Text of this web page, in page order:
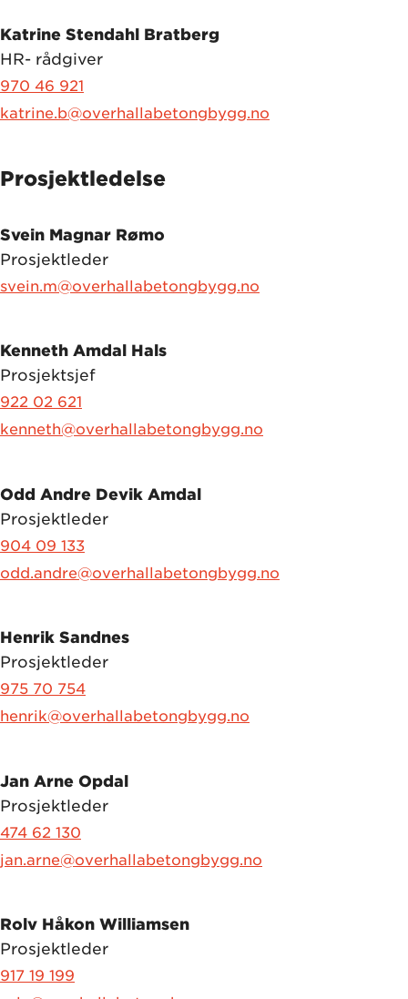
Katrine Stendahl Bratberg
HR- rådgiver
970 46 921
katrine.b@overhallabetongbygg.no
Prosjektledelse
Svein Magnar Rømo
Prosjektleder
svein.m@overhallabetongbygg.no
Kenneth Amdal Hals
Prosjektsjef
922 02 621
kenneth@overhallabetongbygg.no
Odd Andre Devik Amdal
Prosjektleder
904 09 133
odd.andre@overhallabetongbygg.no
Henrik Sandnes
Prosjektleder
975 70 754
henrik@overhallabetongbygg.no
Jan Arne Opdal
Prosjektleder
474 62 130
jan.arne@overhallabetongbygg.no
Rolv Håkon Williamsen
Prosjektleder
917 19 199